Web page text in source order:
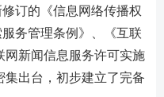
订的《信息网络传播权
务管理条例》、《互联
网新闻信息服务许可实施
集出台，初步建立了完备